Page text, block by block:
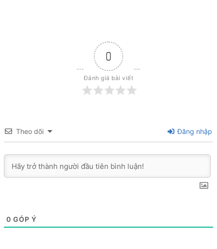
0
Đánh giá bài viết
Theo dõi Đăng nhập
0 GÓP Ý